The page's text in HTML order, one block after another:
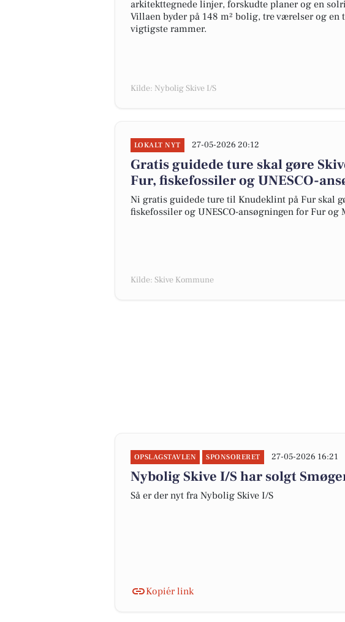
arkitekttegnede linjer, forskudte planer og en
Villaen byder på 148 m² bolig, tre værelser og
vigtigste rammer.
Kilde: Nybolig Skive I/S
LOKALT NYT 27-05-2026 20:12
Gratis guidede ture skal gøre
Fur, fiskefossiler og UNESCO-
Ni gratis guidede ture til Knudeklint på Fur skal
fiskefossiler og UNESCO-ansøgningen for Fur og
Kilde: Skive Kommune
OPSLAGSTAVLEN SPONSORERET 27-05-2026 16:21
Nybolig Skive I/S har solgt
Så er der nyt fra Nybolig Skive I/S
Kopiér link